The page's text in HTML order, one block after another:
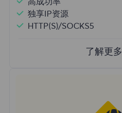
高成功率
独享IP资源
HTTP(S)/SOCKS5
了解更多